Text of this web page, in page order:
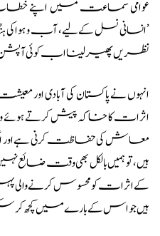
عوامی سماعت میں اپنے خطاب
’انسانی نسل کے لیے، آب و ہوا کی
نظریں پھیر لینا اب کوئی آپشن
انہوں نے پاکستان کی آبادی اور
اثرات کا خاکہ پیش کرتے ہوئے
معاش کی حفاظت کرنی ہے اور
ہیں، تو ہمیں بالکل بھی وقت ضائع
کے اثرات کو محسوس کرنے والی
ہیں جو اس کے بارے میں کچھ کر